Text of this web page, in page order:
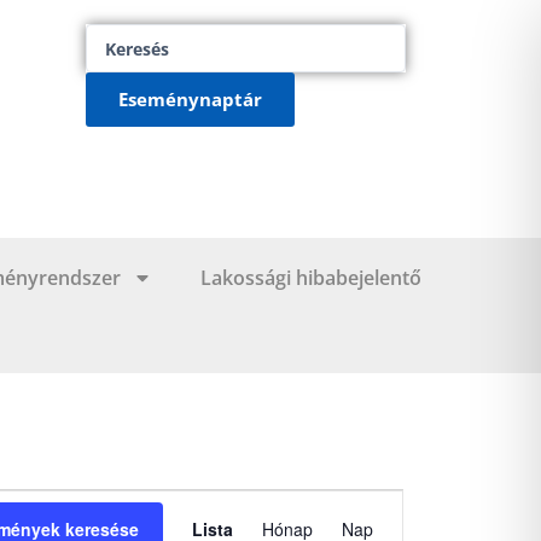
Eseménynaptár
Lakossági hibabejelentő
keresése Lista Hónap Nap